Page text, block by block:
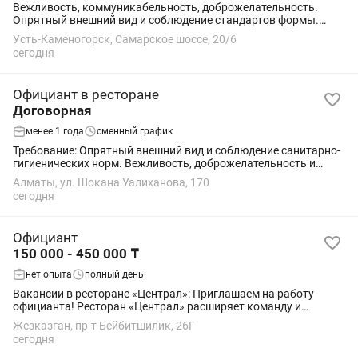
Вежливость, коммуникабельность, доброжелательность.
Опрятный внешний вид и соблюдение стандартов формы.
Грамотная речь и умение работать с гостями. Знание правил
сервировки и обслуживания. ...
Усть-Каменогорск, Самарское шоссе, 20/6
сегодня
Официант в ресторане
Договорная
менее 1 года сменный график
Требование: Опрятный внешний вид и соблюдение санитарно-
гигиенических норм. Вежливость, доброжелательность и
грамотная речь. Умение работать с гостями и разрешать
конфликтные ситуации. Знание...
Алматы, ул. Шокана Уалиханова, 170
сегодня
Официант
150 000 - 450 000 ₸
нет опыта полный день
Вакансии в ресторане «Централ»: Приглашаем на работу
официанта! Ресторан «Централ» расширяет команду и
приглашает гостеприимных и ответственных сотрудников на
позицию официанта. Если вы цените...
Жезказган, пр-т Бейбитшилик, 26Г
сегодня